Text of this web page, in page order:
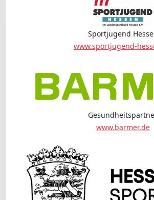
Sportjugend
www.sportjugend-
www.barmer.de